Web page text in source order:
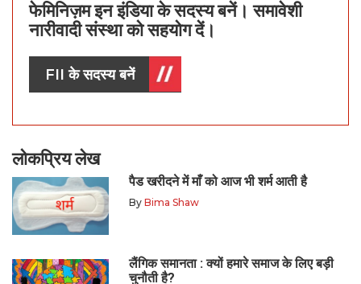
फेमिनिज़म इन इंडिया के सदस्य बनें। समावेशी
नारीवादी संस्था को सहयोग दें।
FII के सदस्य बनें
लोकप्रिय लेख
पैड खरीदने में माँ को आज भी शर्म आती है
By Bima Shaw
लैंगिक समानता : क्यों हमारे समाज के लिए बड़ी
चुनौती है?